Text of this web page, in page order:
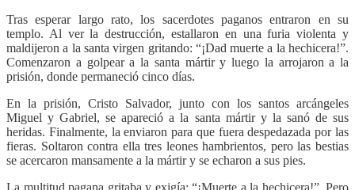
Tras esperar largo rato, los sacerdotes paganos entraron en su
templo. Al ver la destrucción, estallaron en una furia violenta y
maldijeron a la santa virgen gritando: “¡Dad muerte a la hechicera!”.
Comenzaron a golpear a la santa mártir y luego la arrojaron a la
prisión, donde permaneció cinco días.
En la prisión, Cristo Salvador, junto con los santos arcángeles
Miguel y Gabriel, se apareció a la santa mártir y la sanó de sus
heridas. Finalmente, la enviaron para que fuera despedazada por las
fieras. Soltaron contra ella tres leones hambrientos, pero las bestias
se acercaron mansamente a la mártir y se echaron a sus pies.
La multitud pagana gritaba y exigía: “¡Muerte a la hechicera!”. Pero